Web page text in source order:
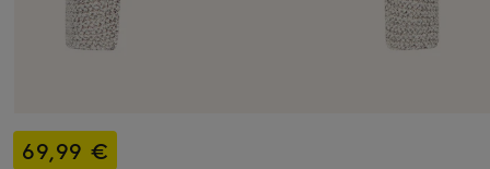
69,99 €